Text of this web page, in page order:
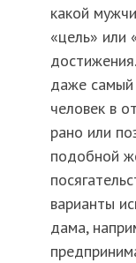
какой
«цель» или
даже
человек в
рано или
подобной
варианты
дама,